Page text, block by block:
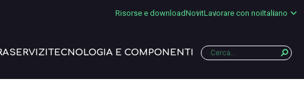
Risorse e downloadNovitLavorare con noiItaliano
SERVIZITECNOLOGIA E COMPONENTI